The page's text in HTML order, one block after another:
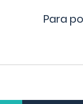
Para